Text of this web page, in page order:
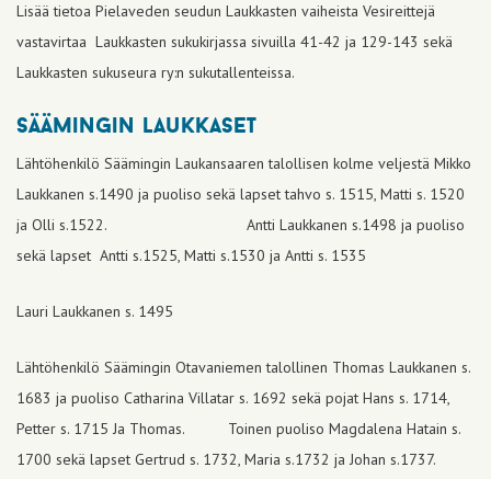
Lisää tietoa Pielaveden seudun Laukkasten vaiheista Vesireittejä
vastavirtaa Laukkasten sukukirjassa sivuilla 41-42 ja 129-143 sekä
Laukkasten sukuseura ry:n sukutallenteissa.
säämingin laukkaset
Lähtöhenkilö Säämingin Laukansaaren talollisen kolme veljestä Mikko
Laukkanen s.1490 ja puoliso sekä lapset tahvo s. 1515, Matti s. 1520
ja Olli s.1522. Antti Laukkanen s.1498 ja puoliso
sekä lapset Antti s.1525, Matti s.1530 ja Antti s. 1535
Lauri Laukkanen s. 1495
Lähtöhenkilö Säämingin Otavaniemen talollinen Thomas Laukkanen s.
1683 ja puoliso Catharina Villatar s. 1692 sekä pojat Hans s. 1714,
Petter s. 1715 Ja Thomas. Toinen puoliso Magdalena Hatain s.
1700 sekä lapset Gertrud s. 1732, Maria s.1732 ja Johan s.1737.